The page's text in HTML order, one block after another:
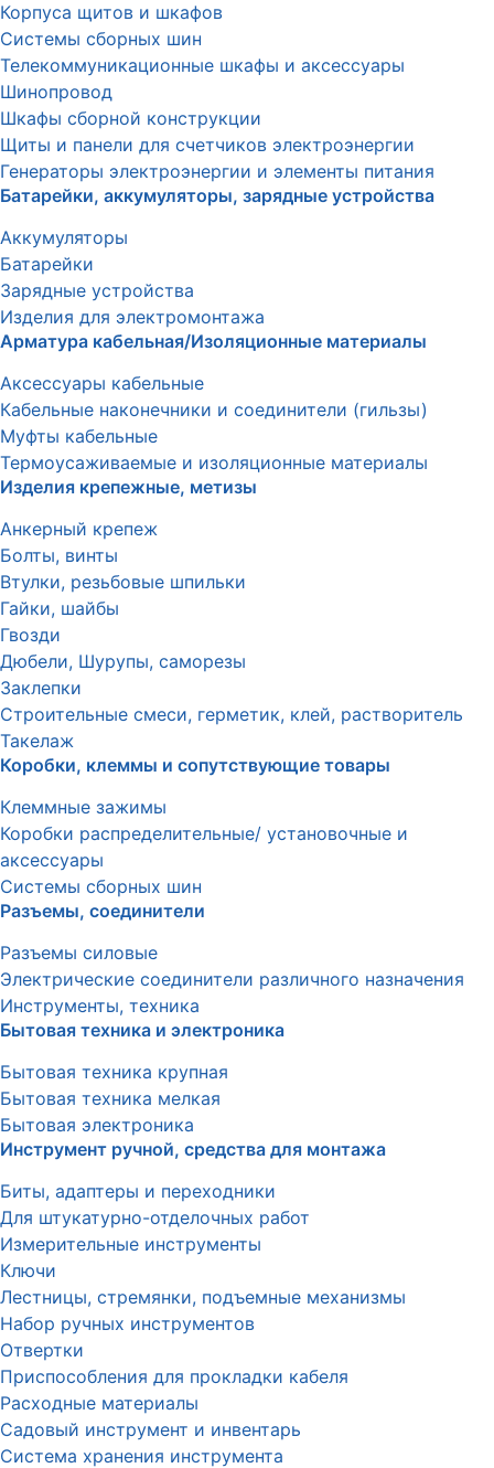
Корпуса щитов и шкафов
Системы сборных шин
Телекоммуникационные шкафы и аксессуары
Шинопровод
Шкафы сборной конструкции
Щиты и панели для счетчиков электроэнергии
Генераторы электроэнергии и элементы питания
Батарейки, аккумуляторы, зарядные устройства
Аккумуляторы
Батарейки
Зарядные устройства
Изделия для электромонтажа
Арматура кабельная/Изоляционные материалы
Аксессуары кабельные
Кабельные наконечники и соединители (гильзы)
Муфты кабельные
Термоусаживаемые и изоляционные материалы
Изделия крепежные, метизы
Анкерный крепеж
Болты, винты
Втулки, резьбовые шпильки
Гайки, шайбы
Гвозди
Дюбели, Шурупы, саморезы
Заклепки
Строительные смеси, герметик, клей, растворитель
Такелаж
Коробки, клеммы и сопутствующие товары
Клеммные зажимы
Коробки распределительные/ установочные и
аксессуары
Системы сборных шин
Разъемы, соединители
Разъемы силовые
Электрические соединители различного назначения
Инструменты, техника
Бытовая техника и электроника
Бытовая техника крупная
Бытовая техника мелкая
Бытовая электроника
Инструмент ручной, средства для монтажа
Биты, адаптеры и переходники
Для штукатурно-отделочных работ
Измерительные инструменты
Ключи
Лестницы, стремянки, подъемные механизмы
Набор ручных инструментов
Отвертки
Приспособления для прокладки кабеля
Расходные материалы
Садовый инструмент и инвентарь
Система хранения инструмента